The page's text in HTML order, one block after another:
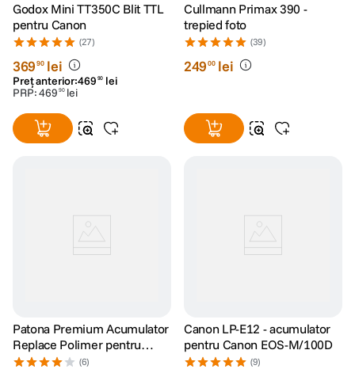
Godox Mini TT350C Blit TTL
pentru Canon
(27)
36990 lei
Preț anterior:469 90 lei
PRP:469 90 lei
Cullmann Primax 390 -
trepied foto
(39)
24900 lei
Patona Premium Acumulator
Replace Polimer pentru
Canon LP-E12 850mAh 7.2V
(6)
Canon LP-E12 - acumulator
pentru Canon EOS-M/100D
(9)